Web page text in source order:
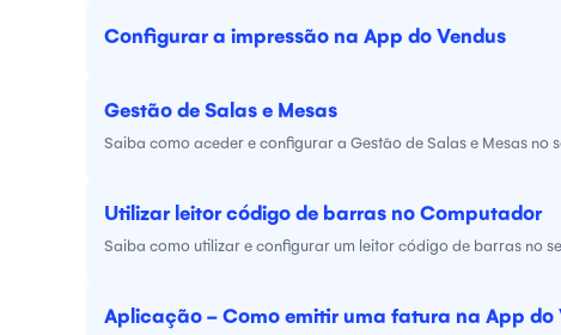
Configurar a impressão na App do Vendus
Gestão de Salas e Mesas
Saiba como aceder e configurar a Gestão de Salas e Mesas no
Utilizar leitor código de barras no Computador
Saiba como utilizar e configurar um leitor código de barras no
Aplicação - Como emitir uma fatura na App do